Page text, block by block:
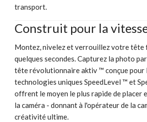
transport.
Construit pour la
Montez, nivelez et verrouillez votre tête
quelques secondes. Capturez la photo
tête révolutionnaire aktiv ™ conçue pour
technologies uniques SpeedLevel ™ et
offrent le moyen le plus rapide de placer
la caméra - donnant à l'opérateur de la
créativité ultime.